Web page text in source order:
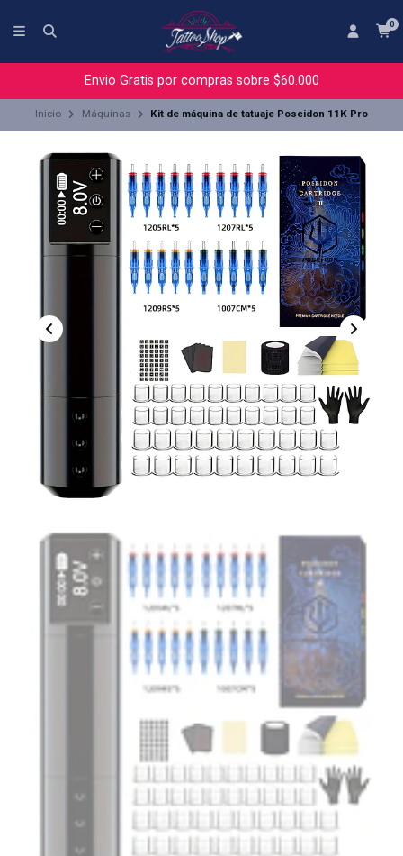
0
Envio Gratis por compras sobre $60.000
Inicio Máquinas Kit de máquina de tatuaje Poseidon 11K Pro